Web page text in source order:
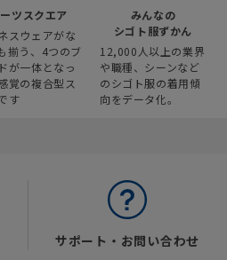
ツスクエア
スウェアがな
揃う、4つのブ
が一体となっ
覚の複合型ス
す
みんなの
シゴト服ずかん
12,000人以上の業界
や職種、シーンなど
のシゴト服の着用傾
向をデータ化。
サポート・お問い合わせ